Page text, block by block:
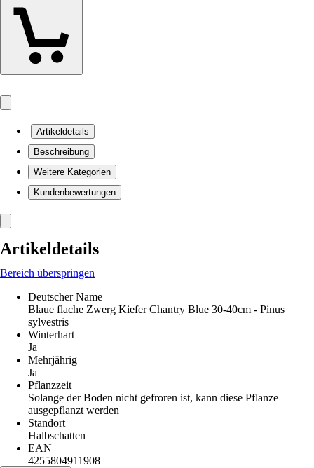
Artikeldetails
Beschreibung
Weitere Kategorien
Kundenbewertungen
Artikeldetails
Bereich überspringen
Deutscher Name
Blaue flache Zwerg Kiefer Chantry Blue 30-40cm - Pinus
sylvestris
Winterhart
Ja
Mehrjährig
Ja
Pflanzzeit
Solange der Boden nicht gefroren ist, kann diese Pflanze
ausgepflanzt werden
Standort
Halbschatten
EAN
4255804911908